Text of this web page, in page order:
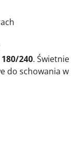
180/240. Świetnie
do schowania w